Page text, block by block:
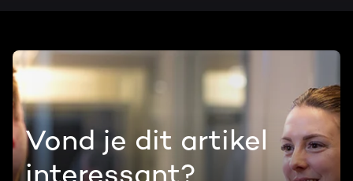
Vond je dit artikel
interessant?